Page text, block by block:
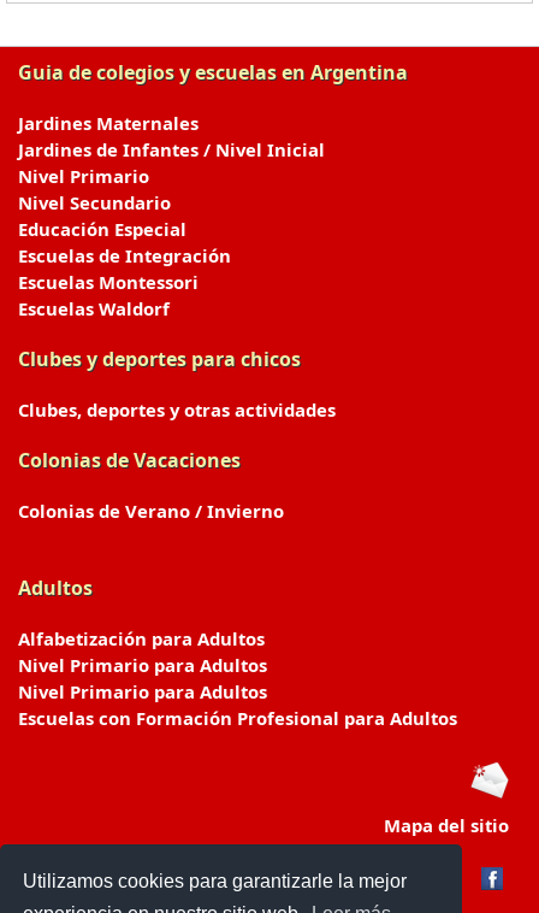
Utilizamos cookies para garantizarle la mejor
Guia de colegios y escuelas en Argentina
Jardines Maternales
Jardines de Infantes / Nivel Inicial
Nivel Primario
Nivel Secundario
Educación Especial
Escuelas de Integración
Escuelas Montessori
Escuelas Waldorf
Clubes y deportes para chicos
Clubes, deportes y otras actividades
Colonias de Vacaciones
Colonias de Verano / Invierno
Adultos
Alfabetización para Adultos
Nivel Primario para Adultos
Nivel Primario para Adultos
Escuelas con Formación Profesional para Adultos
Mapa del sitio